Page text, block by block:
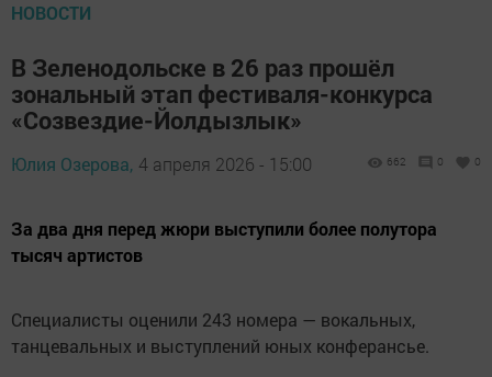
НОВОСТИ
В Зеленодольске в 26 раз прошёл
зональный этап фестиваля-конкурса
«Созвездие-Йолдызлык»
Юлия Озерова, 4 апреля 2026 - 15:00 662 0 0
За два дня перед жюри выступили более полутора
тысяч артистов
Специалисты оценили 243 номера — вокальных,
танцевальных и выступлений юных конферансье.